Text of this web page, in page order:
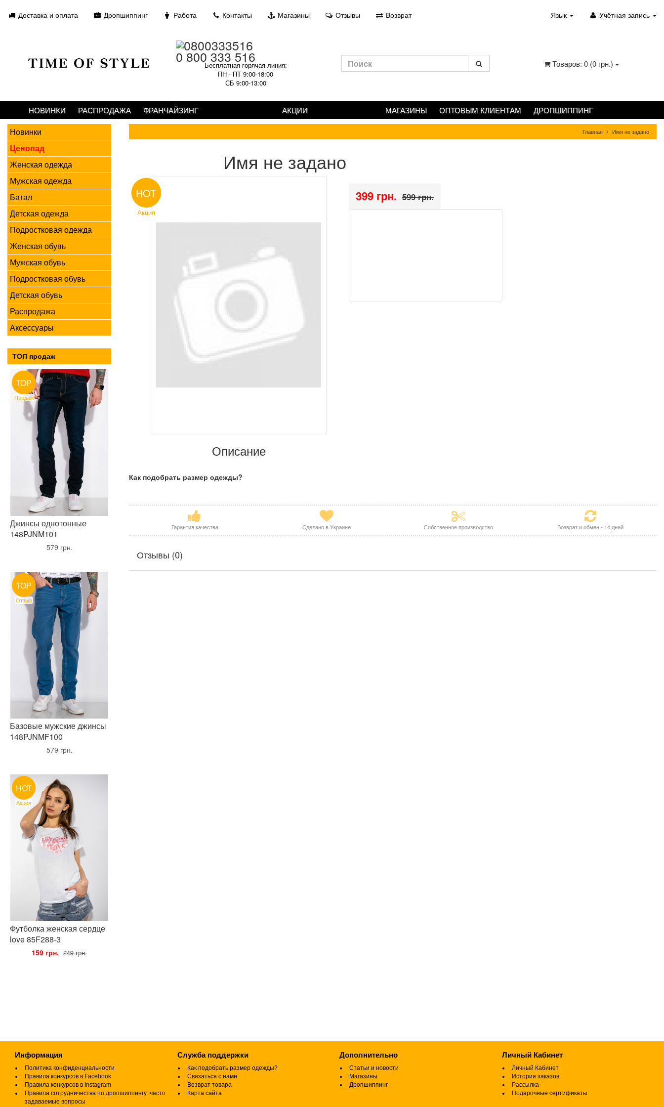
Доставка и оплата Дропшиппинг Работа Контакты Магазины Отзывы Возврат Язык Учётная запись
0 800 333 516
Бесплатная горячая линия:
ПН - ПТ 9:00-18:00
СБ 9:00-13:00
Товаров: 0 (0 грн.)
НОВИНКИ РАСПРОДАЖА ФРАНЧАЙЗИНГ АКЦИИ МАГАЗИНЫ ОПТОВЫМ КЛИЕНТАМ ДРОПШИППИНГ
Новинки
Ценопад
Женская одежда
Мужская одежда
Батал
Детская одежда
Подростковая одежда
Женская обувь
Мужская обувь
Подростковая обувь
Детская обувь
Распродажа
Аксессуары
ТОП продаж
TOP
Продаж
Джинсы однотонные
148PJNM101
579 грн.
TOP
Отзыв
Базовые мужские джинсы
148PJNMF100
579 грн.
HOT
Акция
Футболка женская сердце
love 85F288-3
159 грн. 249 грн.
Главная Имя не задано
Имя не задано
HOT
Акция
Описание
399 грн. 599 грн.
Как подобрать размер одежды?
Гарантия качества Сделано в Украине Собственное производство Возврат и обмен - 14 дней
Отзывы (0)
Информация
Политика конфиденциальности
Правила конкурсов в Facebook
Правила конкурсов в Instagram
Правила сотрудничества по дропшиппингу: часто
задаваемые вопросы
Служба поддержки
Как подобрать размер одежды?
Связаться с нами
Возврат товара
Карта сайта
Дополнительно
Статьи и новости
Магазины
Дропшиппинг
Личный Кабинет
Личный Кабинет
История заказов
Рассылка
Подарочные сертификаты